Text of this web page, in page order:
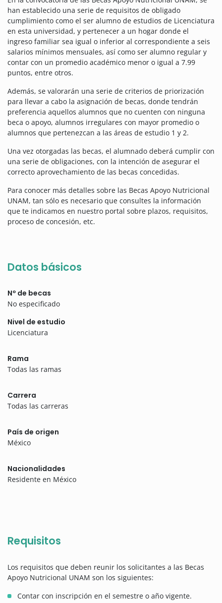
han establecido una serie de requisitos de obligado
cumplimiento como el ser alumno de estudios de Licenciatura
en esta universidad, y pertenecer a un hogar donde el
ingreso familiar sea igual o inferior al correspondiente a seis
salarios mínimos mensuales, así como ser alumno regular y
contar con un promedio académico menor o igual a 7.99
puntos, entre otros.
Además, se valorarán una serie de criterios de priorización
para llevar a cabo la asignación de becas, donde tendrán
preferencia aquellos alumnos que no cuenten con ninguna
beca o apoyo, alumnos irregulares con mayor promedio o
alumnos que pertenezcan a las áreas de estudio 1 y 2.
Una vez otorgadas las becas, el alumnado deberá cumplir con
una serie de obligaciones, con la intención de asegurar el
correcto aprovechamiento de las becas concedidas.
Para conocer más detalles sobre las Becas Apoyo Nutricional
UNAM, tan sólo es necesario que consultes la información
que te indicamos en nuestro portal sobre plazos, requisitos,
proceso de concesión, etc.
Datos básicos
Nº de becas
No especificado
Nivel de estudio
Licenciatura
Rama
Todas las ramas
Carrera
Todas las carreras
País de origen
México
Nacionalidades
Residente en México
Requisitos
Los requisitos que deben reunir los solicitantes a las Becas
Apoyo Nutricional UNAM son los siguientes:
Contar con inscripción en el semestre o año vigente.